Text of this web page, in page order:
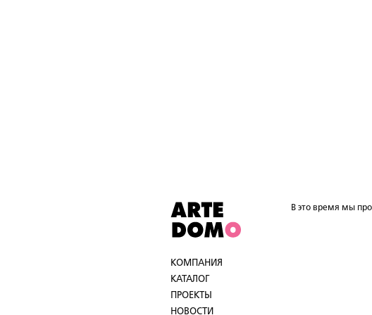
КОМПАНИЯ
КАТАЛОГ
ПРОЕКТЫ
НОВОСТИ
В это время мы